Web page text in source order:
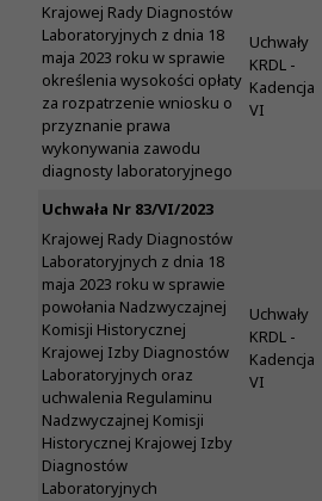
Krajowej Rady Diagnostów
Laboratoryjnych z dnia 18
maja 2023 roku w sprawie
określenia wysokości opłaty
za rozpatrzenie wniosku o
przyznanie prawa
wykonywania zawodu
diagnosty laboratoryjnego
Uchwały
KRDL -
Kadencja
VI
Uchwała Nr 83/VI/2023
Krajowej Rady Diagnostów
Laboratoryjnych z dnia 18
maja 2023 roku w sprawie
powołania Nadzwyczajnej
Komisji Historycznej
Krajowej Izby Diagnostów
Laboratoryjnych oraz
uchwalenia Regulaminu
Nadzwyczajnej Komisji
Historycznej Krajowej Izby
Diagnostów
Laboratoryjnych
Uchwały
KRDL -
Kadencja
VI